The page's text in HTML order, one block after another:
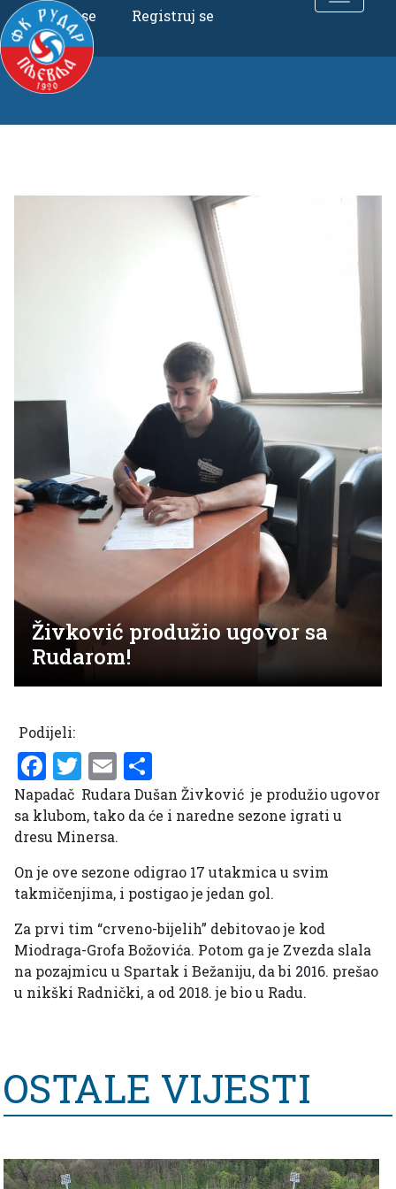
Uloguj se Registruj se
Živković produžio ugovor sa
Rudarom!
Podijeli:
Facebook
Twitter
Email
Napadač Rudara Dušan Živković je produžio ugovor
sa klubom, tako da će i naredne sezone igrati u
dresu Minersa.
On je ove sezone odigrao 17 utakmica u svim
takmičenjima, i postigao je jedan gol.
Za prvi tim “crveno-bijelih” debitovao je kod
Miodraga-Grofa Božovića. Potom ga je Zvezda slala
na pozajmicu u Spartak i Bežaniju, da bi 2016. prešao
u nikški Radnički, a od 2018. je bio u Radu.
OSTALE VIJESTI